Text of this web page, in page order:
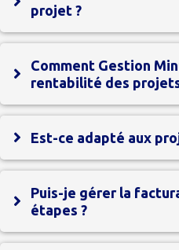
projet ?
Comment Gestion
rentabilité des
Est-ce adapté aux
Puis-je gérer la
étapes ?